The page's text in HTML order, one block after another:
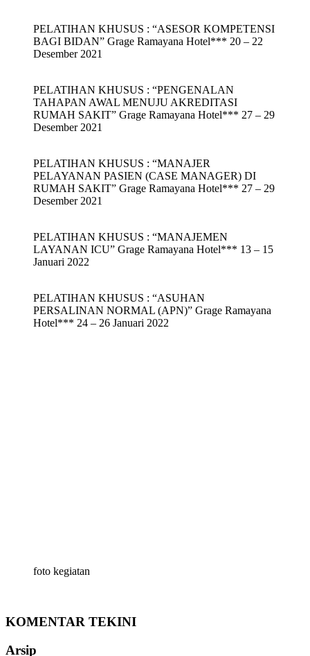
PELATIHAN KHUSUS : “ASESOR KOMPETENSI
BAGI BIDAN” Grage Ramayana Hotel*** 20 – 22
Desember 2021
PELATIHAN KHUSUS : “PENGENALAN
TAHAPAN AWAL MENUJU AKREDITASI
RUMAH SAKIT” Grage Ramayana Hotel*** 27 – 29
Desember 2021
PELATIHAN KHUSUS : “MANAJER
PELAYANAN PASIEN (CASE MANAGER) DI
RUMAH SAKIT” Grage Ramayana Hotel*** 27 – 29
Desember 2021
PELATIHAN KHUSUS : “MANAJEMEN
LAYANAN ICU” Grage Ramayana Hotel*** 13 – 15
Januari 2022
PELATIHAN KHUSUS : “ASUHAN
PERSALINAN NORMAL (APN)” Grage Ramayana
Hotel*** 24 – 26 Januari 2022
foto kegiatan
KOMENTAR TEKINI
Arsip